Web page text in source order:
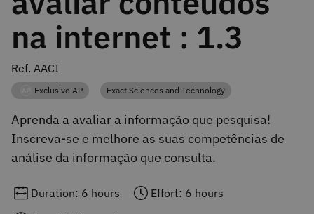
na internet : 1.3
Ref. AACI
Category
Exclusivo AP Category
Exact Sciences and Technology
Aprenda a avaliar a informação que pesquisa!
Inscreva-se e melhore as suas competências de
análise da informação que consulta.
Duration: 6 hours
Effort: 6 hours